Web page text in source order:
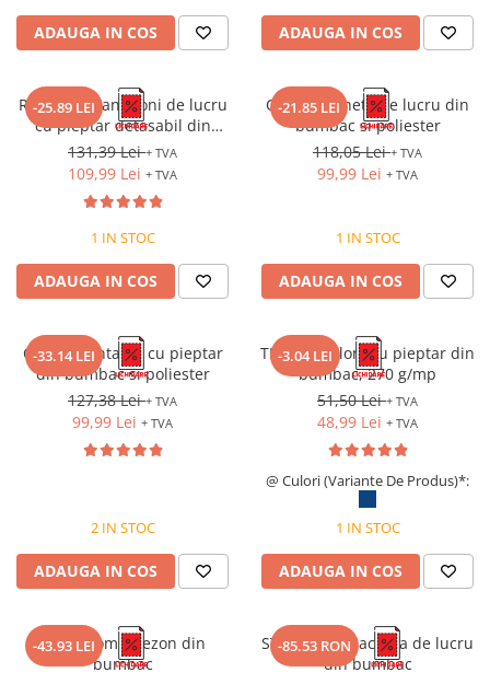
ADAUGA IN COS ADAUGA IN COS
-25.89 LEI
RICHARD, Pantaloni de lucru
cu pieptar detasabil din
tercot, 280 g/mp
131,39 Lei+ TVA
109,99 Lei + TVA
1 IN STOC
ADAUGA IN COS
-21.85 LEI
CEZAR, Jacheta de lucru din
bumbac si poliester
118,05 Lei+ TVA
99,99 Lei + TVA
1 IN STOC
ADAUGA IN COS
-33.14 LEI
CEZAR, Pantalon cu pieptar
din bumbac si poliester
127,38 Lei+ TVA
99,99 Lei + TVA
2 IN STOC
ADAUGA IN COS
-3.04 LEI
TED, Pantaloni cu pieptar din
bumbac, 270 g/mp
51,50 Lei+ TVA
48,99 Lei + TVA
@ Culori (Variante De Produs)*:
1 IN STOC
ADAUGA IN COS
-43.93 LEI
C811, Combinezon din
bumbac
-85.53 RON
STANMORE, Jacheta de lucru
din bumbac